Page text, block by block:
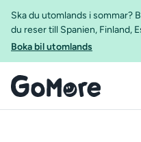
Ska du utomlands i sommar?
du reser till Spanien, Finland,
Boka bil utomlands